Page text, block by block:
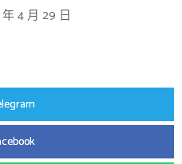
4 月 29 日